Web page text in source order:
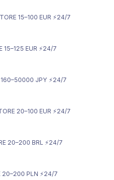
15–100 EUR ⚡️24/7
EUR ⚡️24/7
JPY ⚡️24/7
20–100 EUR ⚡️24/7
20–200 BRL ⚡️24/7
PLN ⚡️24/7